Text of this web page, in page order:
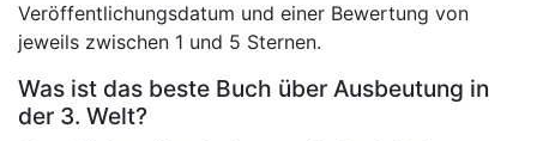
Veröffentlichungsdatum und einer Bewertung von
jeweils zwischen 1 und 5 Sternen.
Was ist das beste Buch über Ausbeutung in
der 3. Welt?